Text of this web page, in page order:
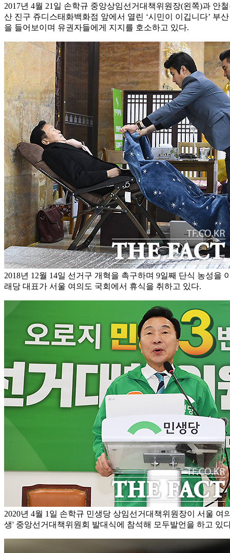
2017년 4월 21일 손학규 중앙상임선거대책위원장(왼쪽)과 안
산 진구 쥬디스태화백화점 앞에서 열린 ‘시민이 이깁니다’ 부
을 들어보이며 유권자들에게 지지를 호소하고 있다.
2018년 12월 14일 선거구 개혁을 촉구하며 9일째 단식 농성을
래당 대표가 서울 여의도 국회에서 휴식을 취하고 있다.
2020년 4월 1일 손학규 민생당 상임선거대책위원장이 서울 여
생' 중앙선거대책위원회 발대식에 참석해 모두발언을 하고 있